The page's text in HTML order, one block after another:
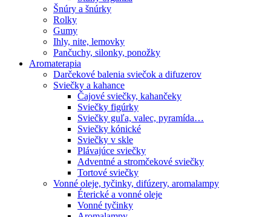
Šnúry a šnúrky
Rolky
Gumy
Ihly, nite, lemovky
Pančuchy, silonky, ponožky
Aromaterapia
Darčekové balenia sviečok a difuzerov
Sviečky a kahance
Čajové sviečky, kahančeky
Sviečky figúrky
Sviečky guľa, valec, pyramída…
Sviečky kónické
Sviečky v skle
Plávajúce sviečky
Adventné a stromčekové sviečky
Tortové sviečky
Vonné oleje, tyčinky, difúzery, aromalampy
Éterické a vonné oleje
Vonné tyčinky